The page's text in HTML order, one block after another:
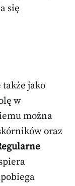
się
jako
w
można
oraz